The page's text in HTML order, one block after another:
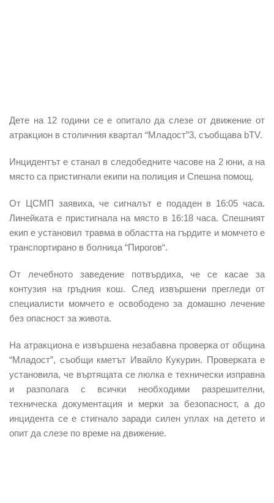
Дете на 12 години се е опитало да слезе от движение от
атракцион в столичния квартал “Младост”3, съобщава bTV.
Инцидентът е станал в следобедните часове на 2 юни, а на
място са пристигнали екипи на полиция и Спешна помощ.
От ЦСМП заявиха, че сигналът е подаден в 16:05 часа.
Линейката е пристигнала на място в 16:18 часа. Спешният
екип е установил травма в областта на гърдите и момчето е
транспортирано в болница “Пирогов“.
От лечебното заведение потвърдиха, че се касае за
контузия на гръдния кош. След извършени прегледи от
специалисти момчето е освободено за домашно лечение
без опасност за живота.
На атракциона е извършена незабавна проверка от община
“Младост”, съобщи кметът Ивайло Кукурин. Проверката е
установила, че въртящата се люлка е технически изправна
и разполага с всички необходими разрешителни,
техническа документация и мерки за безопасност, а до
инцидента се е стигнало заради силен уплах на детето и
опит да слезе по време на движение.